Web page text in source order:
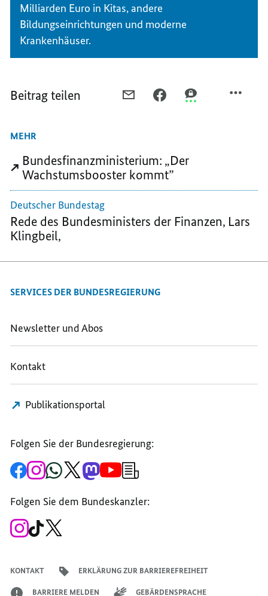
Milliarden Euro in Kitas, andere
Bildungseinrichtungen und moderne
Krankenhäuser.
Beitrag teilen
ZUR
STÄRKUNG
DEUTSCHLAND
STÄRKUNG
DES
MEHR
Bundesfinanzministerium: „Der
Wachstumsbooster kommt”
Deutscher Bundestag
Rede des Bundesministers der Finanzen, Lars
Klingbeil,
SERVICES DER BUNDESREGIERUNG
Newsletter und Abos
Kontakt
Publikationsportal
Folgen Sie der Bundesregierung:
Zur
Facebook-
Bundesregierung
Zum
Instagram-
der
Bundesregierung
Zum
WhatsApp-
der
Bundesregierung
Zum
X-
Regierungssprechers
Zum
Mastodon-
der
Bundesregierung
Zum
YouTube-
Bundesregierung
Anmeldung
Folgen Sie dem Bundeskanzler:
Zum
Instagram-
Zum
TikTok-
KONTAKT ERKLÄRUNG ZUR BARRIEREFREIHEIT
BARRIERE MELDEN GEBÄRDENSPRACHE